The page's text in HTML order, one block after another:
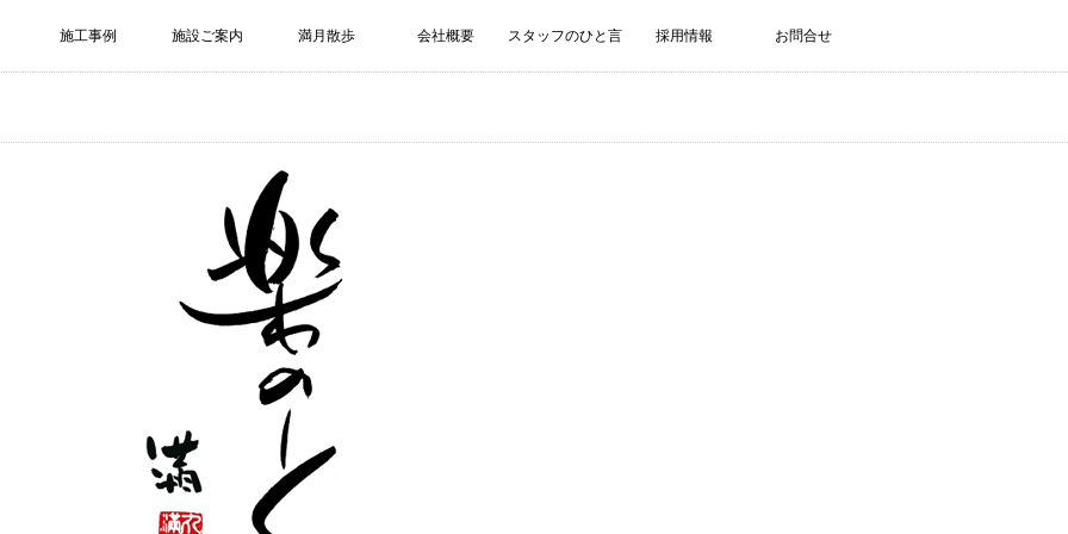
施工事例 施設ご案内 満月散歩 会社概要 スタッフのひと言 採用情報 お問合せ